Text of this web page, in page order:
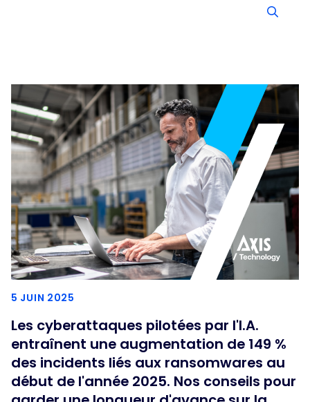
5 JUIN 2025
Les cyberattaques pilotées par l'I.A.
entraînent une augmentation de 149 %
des incidents liés aux ransomwares au
début de l'année 2025. Nos conseils pour